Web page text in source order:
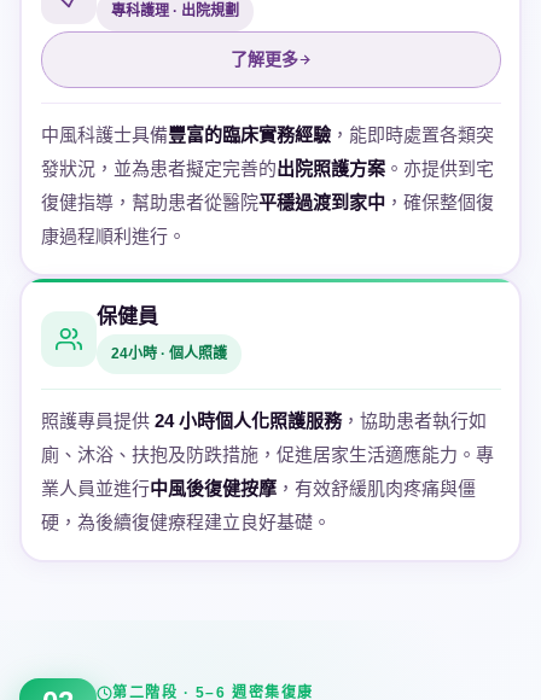
專科護理 · 出院規劃
了解更多
中風科護士具備豐富的臨床實務經驗，能即時處置各類突
發狀況，並為患者擬定完善的出院照護方案。亦提供到宅
復健指導，幫助患者從醫院平穩過渡到家中，確保整個復
康過程順利進行。
保健員
24小時 · 個人照護
照護專員提供 24 小時個人化照護服務，協助患者執行如
廁、沐浴、扶抱及防跌措施，促進居家生活適應能力。專
業人員並進行中風後復健按摩，有效舒緩肌肉疼痛與僵
硬，為後續復健療程建立良好基礎。
第二階段 · 5–6 週密集復康